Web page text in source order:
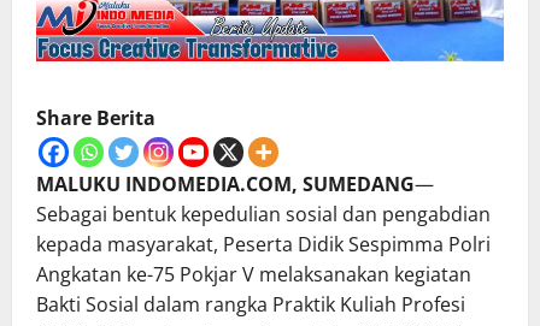
Share Berita
MALUKU INDOMEDIA.COM, SUMEDANG—
Sebagai bentuk kepedulian sosial dan pengabdian
kepada masyarakat, Peserta Didik Sespimma Polri
Angkatan ke-75 Pokjar V melaksanakan kegiatan
Bakti Sosial dalam rangka Praktik Kuliah Profesi